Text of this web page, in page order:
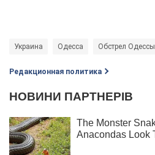
Украина Одесса Обстрел Одессы
Редакционная политика